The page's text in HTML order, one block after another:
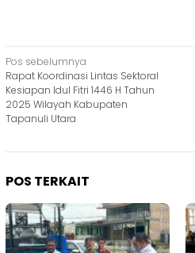
Navigasi
pos
Pos sebelumnya
Rapat Koordinasi Lintas Sektoral
Kesiapan Idul Fitri 1446 H Tahun
2025 Wilayah Kabupaten
Tapanuli Utara
POS TERKAIT